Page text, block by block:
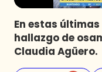
En estas
hallazgo de
Claudia Agüero.
Plan Perfecto
El Tiempo
Sabingo
Todos Los